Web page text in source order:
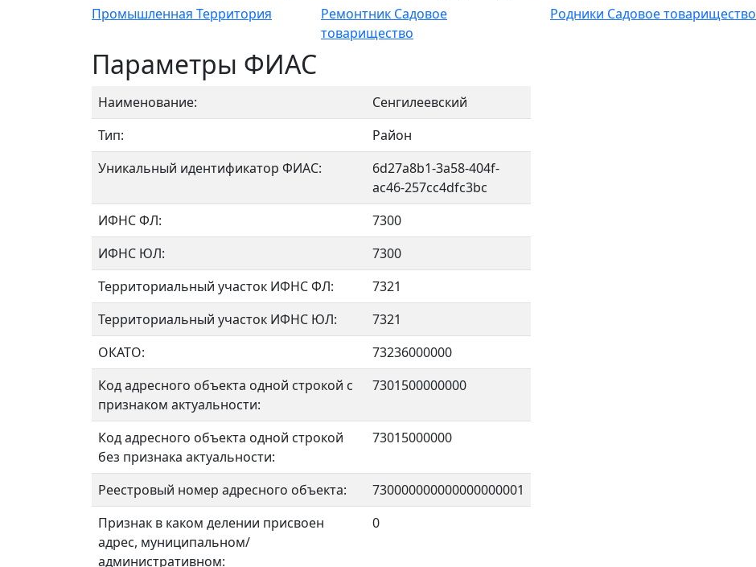
Промышленная Территория
Ремонтник Садовое
товарищество
Родники Садовое товарищество
Параметры ФИАС
Наименование:
Сенгилеевский
Тип:
Район
Уникальный идентификатор ФИАС:
6d27a8b1-3a58-404f-
ac46-257cc4dfc3bc
ИФНС ФЛ:
7300
ИФНС ЮЛ:
7300
Территориальный участок ИФНС ФЛ:
7321
Территориальный участок ИФНС ЮЛ:
7321
ОКАТО:
73236000000
Код адресного объекта одной строкой с
признаком актуальности:
7301500000000
Код адресного объекта одной строкой
без признака актуальности:
73015000000
Реестровый номер адресного объекта:
730000000000000000001
Признак в каком делении присвоен
адрес, муниципальном/
административном:
0